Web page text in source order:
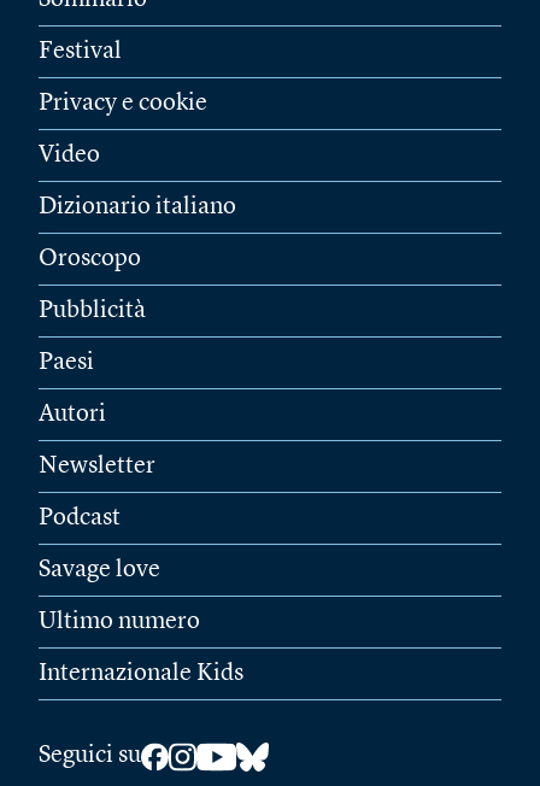
Festival
Privacy e cookie
Video
Dizionario italiano
Oroscopo
Pubblicità
Paesi
Autori
Newsletter
Podcast
Savage love
Ultimo numero
Internazionale Kids
Seguici su